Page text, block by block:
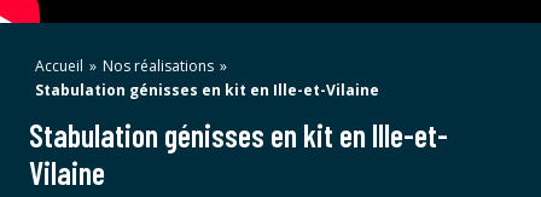
Stabulation génisses en kit en Ille-et-
Vilaine
Accueil » Nos réalisations »
Stabulation génisses en kit en Ille-et-Vilaine